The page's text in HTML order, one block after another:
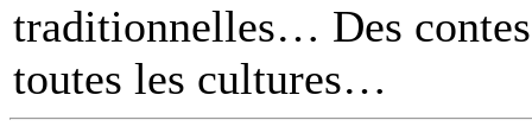
traditionnelles… Des
toutes les cultures